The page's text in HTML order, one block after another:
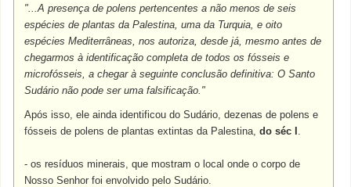
"...A presença de polens pertencentes a não menos de seis
espécies de plantas da Palestina, uma da Turquia, e oito
espécies Mediterrâneas, nos autoriza, desde já, mesmo antes de
chegarmos à identificação completa de todos os fósseis e
microfósseis, a chegar à seguinte conclusão definitiva: O Santo
Sudário não pode ser uma falsificação."
Após isso, ele ainda identificou do Sudário, dezenas de polens e
fósseis de polens de plantas extintas da Palestina,do séc I .
- os resíduos minerais, que mostram o local onde o corpo de
Nosso Senhor foi envolvido pelo Sudário.